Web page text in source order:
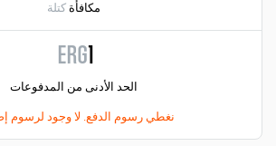
مكافأةكتلة
1
ERG
الحد الأدنى من المدفوعات
نغطي رسوم الدفع. لا وجود لرسوم